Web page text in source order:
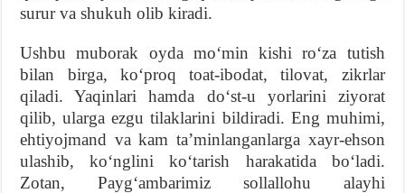
surur va shukuh olib kiradi.
Ushbu muborak oyda moʻmin kishi roʻza tutish
bilan birga, koʻproq toat-ibodat, tilovat, zikrlar
qiladi. Yaqinlari hamda doʻst-u yorlarini ziyorat
qilib, ularga ezgu tilaklarini bildiradi. Eng muhimi,
ehtiyojmand va kam taʼminlanganlarga xayr-ehson
ulashib, koʻnglini koʻtarish harakatida boʻladi.
Zotan, Paygʻambarimiz sollallohu alayhi